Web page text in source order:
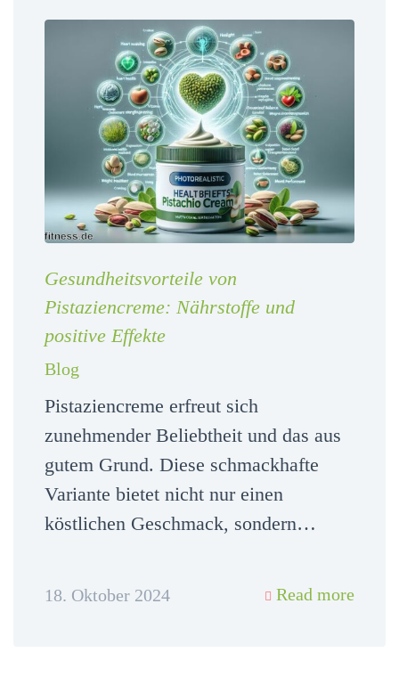
Gesundheitsvorteile von
Pistaziencreme: Nährstoffe und
positive Effekte
Blog
Pistaziencreme erfreut sich
zunehmender Beliebtheit und das aus
gutem Grund. Diese schmackhafte
Variante bietet nicht nur einen
köstlichen Geschmack, sondern…
18. Oktober 2024 Read more